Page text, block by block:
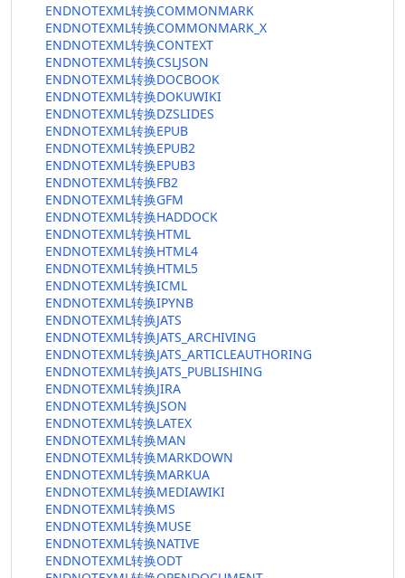
ENDNOTEXML转换COMMONMARK
ENDNOTEXML转换COMMONMARK_X
ENDNOTEXML转换CONTEXT
ENDNOTEXML转换CSLJSON
ENDNOTEXML转换DOCBOOK
ENDNOTEXML转换DOKUWIKI
ENDNOTEXML转换DZSLIDES
ENDNOTEXML转换EPUB
ENDNOTEXML转换EPUB2
ENDNOTEXML转换EPUB3
ENDNOTEXML转换FB2
ENDNOTEXML转换GFM
ENDNOTEXML转换HADDOCK
ENDNOTEXML转换HTML
ENDNOTEXML转换HTML4
ENDNOTEXML转换HTML5
ENDNOTEXML转换ICML
ENDNOTEXML转换IPYNB
ENDNOTEXML转换JATS
ENDNOTEXML转换JATS_ARCHIVING
ENDNOTEXML转换JATS_ARTICLEAUTHORING
ENDNOTEXML转换JATS_PUBLISHING
ENDNOTEXML转换JIRA
ENDNOTEXML转换JSON
ENDNOTEXML转换LATEX
ENDNOTEXML转换MAN
ENDNOTEXML转换MARKDOWN
ENDNOTEXML转换MARKUA
ENDNOTEXML转换MEDIAWIKI
ENDNOTEXML转换MS
ENDNOTEXML转换MUSE
ENDNOTEXML转换NATIVE
ENDNOTEXML转换ODT